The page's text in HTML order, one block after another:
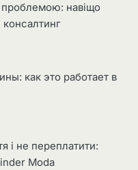
проблемою: навіщо
консалтинг
как это работает в
і не переплатити:
Moda